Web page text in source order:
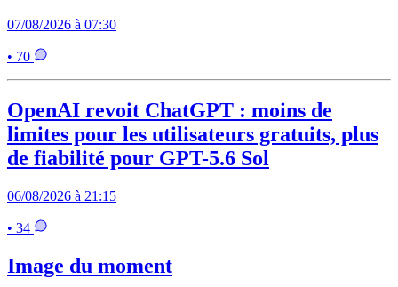
07/08/2026 à 07:30
• 70
OpenAI revoit ChatGPT : moins de
limites pour les utilisateurs gratuits, plus
de fiabilité pour GPT-5.6 Sol
06/08/2026 à 21:15
• 34
Image du moment